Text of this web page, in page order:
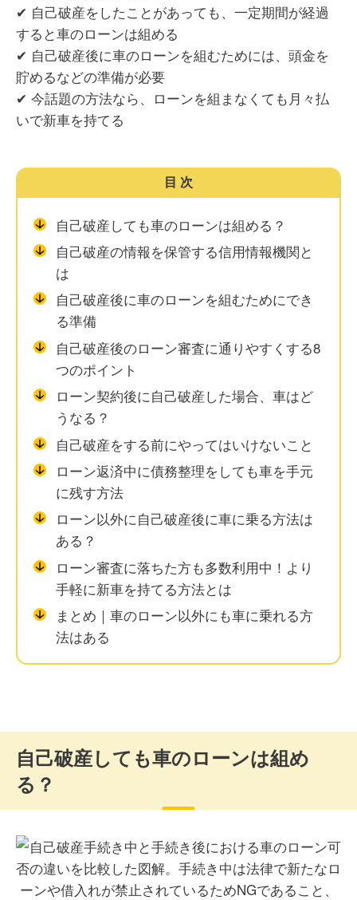
✔ 自己破産をしたことがあっても、一定期間が経過
すると車のローンは組める
✔ 自己破産後に車のローンを組むためには、頭金を
貯めるなどの準備が必要
✔ 今話題の方法なら、ローンを組まなくても月々払
いで新車を持てる
目次
自己破産しても車のローンは組める？
自己破産の情報を保管する信用情報機関と
は
自己破産後に車のローンを組むためにでき
る準備
自己破産後のローン審査に通りやすくする8
つのポイント
ローン契約後に自己破産した場合、車はど
うなる？
自己破産をする前にやってはいけないこと
ローン返済中に債務整理をしても車を手元
に残す方法
ローン以外に自己破産後に車に乗る方法は
ある？
ローン審査に落ちた方も多数利用中！より
手軽に新車を持てる方法とは
まとめ｜車のローン以外にも車に乗れる方
法はある
自己破産しても車のローンは組め
る？